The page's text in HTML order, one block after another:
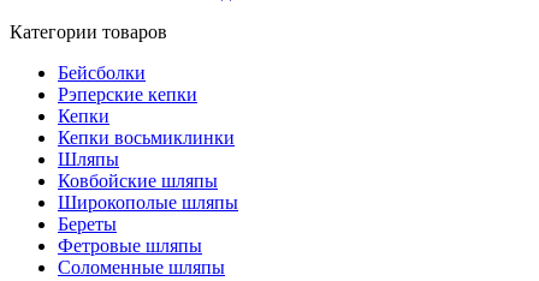
Категории товаров
Бейсболки
Рэперские кепки
Кепки
Кепки восьмиклинки
Шляпы
Ковбойские шляпы
Широкополые шляпы
Береты
Фетровые шляпы
Соломенные шляпы